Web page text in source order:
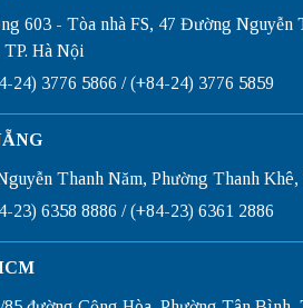
603 - Tòa nhà FS, 47 Đường Nguyễn
TP. Hà Nội
24) 3776 5866 / (+84-24) 3776 5859
Thanh Năm, Phường Thanh
23) 6358 8886 / (+84-23) 6361 2886